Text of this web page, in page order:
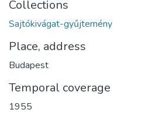
Collections
Sajtókivágat-gyűjtemény
Place, address
Budapest
Temporal coverage
1955